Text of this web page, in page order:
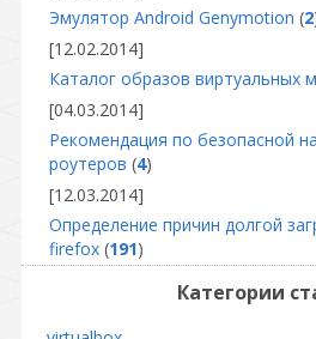
Эмулятор Android Genymotion (2
[12.02.2014]
Каталог образов виртуальных
[04.03.2014]
Рекомендация по безопасной
роутеров (4)
[12.03.2014]
Определение причин долгой
firefox (191)
Категории